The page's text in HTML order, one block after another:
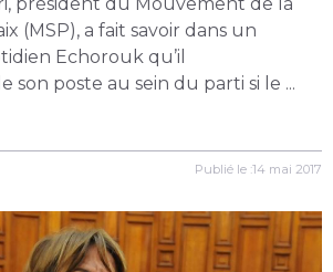
président du Mouvement de la
(MSP), a fait savoir dans un
Echorouk qu’il
son poste au sein du parti si le ...
Publié le :14 mai 2017